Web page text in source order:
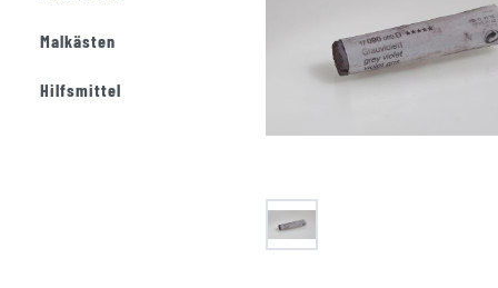
Malkästen
Hilfsmittel